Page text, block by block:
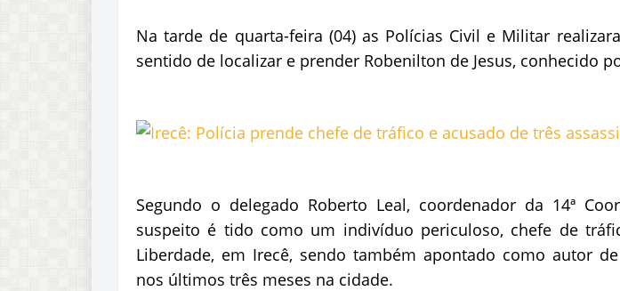
Na tarde de quarta-feira (04) as Polícias Civil e Militar
sentido de localizar e prender Robenilton de Jesus, conhecido
Segundo o delegado Roberto Leal, coordenador da 14ª
suspeito é tido como um indivíduo periculoso, chefe de
Liberdade, em Irecê, sendo também apontado como autor
nos últimos três meses na cidade.